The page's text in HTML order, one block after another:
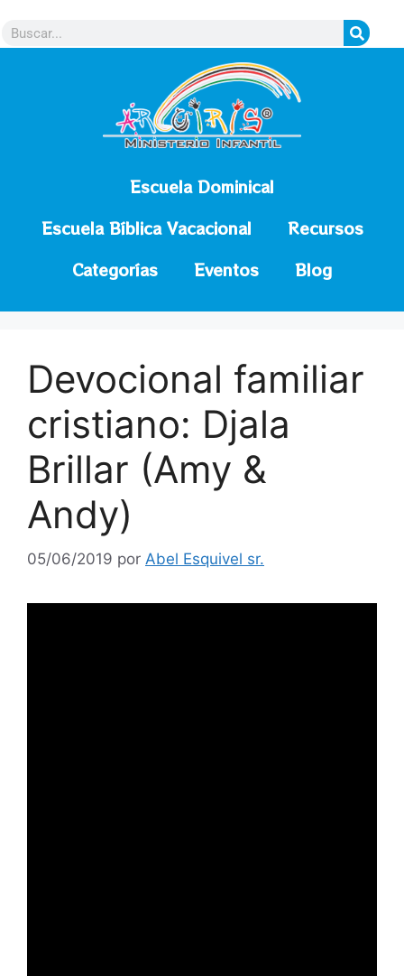
Escuela Dominical
Escuela Bíblica Vacacional
Recursos
Categorías
Eventos Blog
Devocional familiar
cristiano: Djala
Brillar (Amy &
Andy)
05/06/2019 por Abel Esquivel sr.